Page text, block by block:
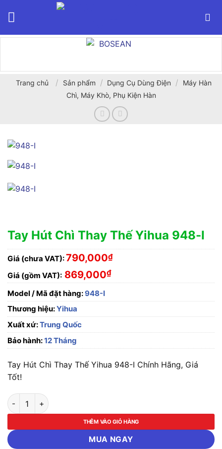
Trang chủ / Sản phẩm / Dụng Cụ Dùng Điện /
Máy Hàn
Chì, Máy Khò, Phụ Kiện Hàn
Tay Hút Chì Thay Thế Yihua 948-I
Giá (chưa VAT):790,000₫
Giá (gồm VAT): 869,000₫
Model / Mã đặt hàng:948-I
Thương hiệu:Yihua
Xuất xứ:Trung Quốc
Bảo hành:12 Tháng
Tay Hút Chì Thay Thế Yihua 948-I Chính Hãng, Giá
Tốt!
Tay Hút Chì Thay Thế Yihua 948-I số lượng
THÊM VÀO GIỎ HÀNG
MUA NGAY